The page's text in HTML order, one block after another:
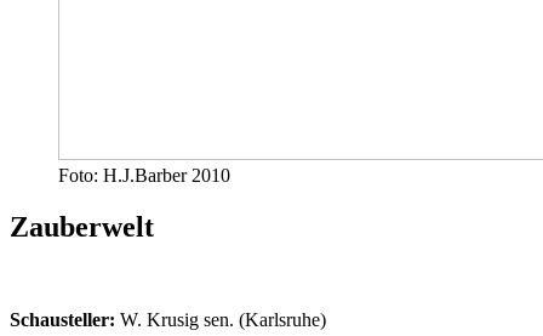
Foto: H.J.Barber 2010
Zauberwelt
Schausteller: W. Krusig sen. (Karlsruhe)